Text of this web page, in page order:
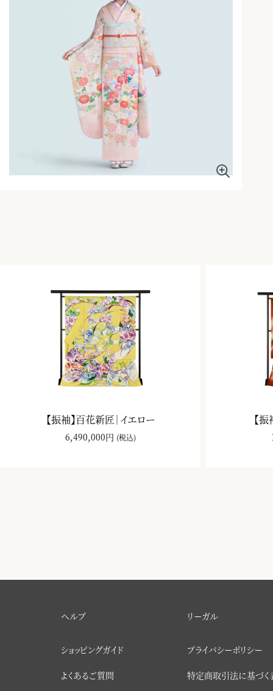
【振袖】百花新匠｜イエロー
6,490,000円 (税込)
【
ヘルプ
ショッピングガイド
よくあるご質問
リーガル
プライバシーポリシー
特定商取引法に基づく